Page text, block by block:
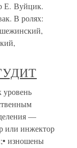
Е. Вуйцик.
В ролях:
—
или инжектор
изношены